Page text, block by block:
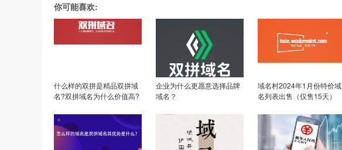
你可能喜欢:
什么样的双拼是精品双拼域
名?双拼域名为什么价值高?
企业为什么更愿意选择品牌
域名？
域名村2024年1月份特价域
名列表出售（仅售15天）